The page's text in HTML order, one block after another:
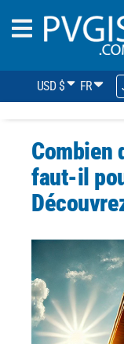
USD $ FR
Combien
faut-il